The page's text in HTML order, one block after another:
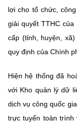
lợi cho tổ chức,
giải quyết TTHC
cấp (tỉnh, huyện,
quy định của Chính
Hiện hệ thống đã
với Kho quản lý dữ
dịch vụ công quốc
trực tuyến toàn trình